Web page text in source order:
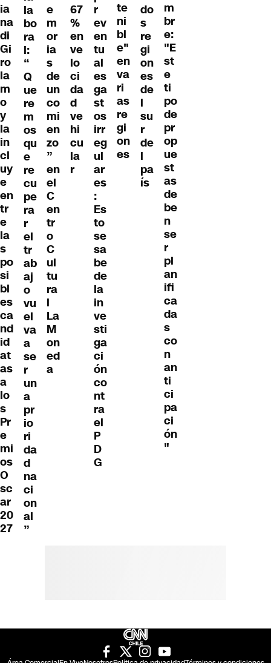
ia
na
di
Gi
ro
la
m
o
y
la
in
cl
uy
e
en
tr
e
la
s
po
si
bl
es
ca
nd
id
at
as
a
lo
s
Pr
e
mi
os
O
sc
ar
20
27
la
bo
ra
l:
“
Q
ue
re
m
os
qu
e
re
cu
pe
ra
r
el
tr
ab
aj
o
vu
el
va
a
se
r
un
a
pr
io
ri
da
d
na
ci
on
al
”
e
m
or
ia
s
de
un
co
mi
en
zo
”
en
el
C
en
tr
o
C
ul
tu
ra
l
La
M
on
ed
a
67
%
en
ve
lo
ci
da
d
ve
hi
cu
la
r
r
ev
en
tu
al
es
ga
st
os
irr
eg
ul
ar
es
:
Es
to
se
sa
be
de
la
in
ve
sti
ga
ci
ón
co
nt
ra
el
P
D
G
te
ni
bl
e"
en
va
ri
as
re
gi
on
es
do
s
re
gi
on
es
de
l
su
r
de
l
pa
ís
m
br
e:
"E
st
e
ti
po
de
pr
op
ue
st
as
de
be
n
se
r
pl
an
ifi
ca
da
s
co
n
an
ti
ci
pa
ci
ón
"